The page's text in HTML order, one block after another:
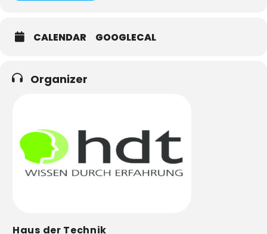
CALENDAR GOOGLECAL
Organizer
Haus der Technik